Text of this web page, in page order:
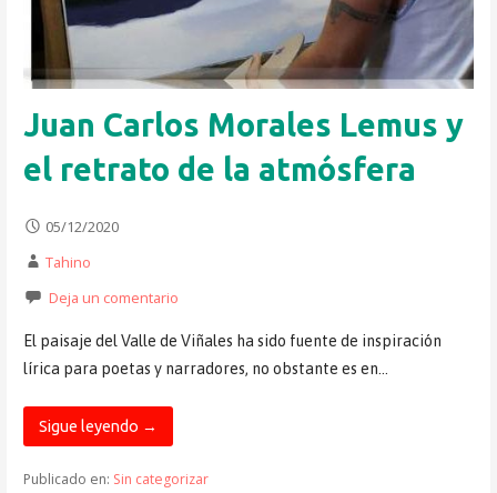
Juan Carlos Morales Lemus y
el retrato de la atmósfera
05/12/2020
Tahino
Deja un comentario
El paisaje del Valle de Viñales ha sido fuente de inspiración
lírica para poetas y narradores, no obstante es en…
Sigue leyendo →
Publicado en: Sin categorizar